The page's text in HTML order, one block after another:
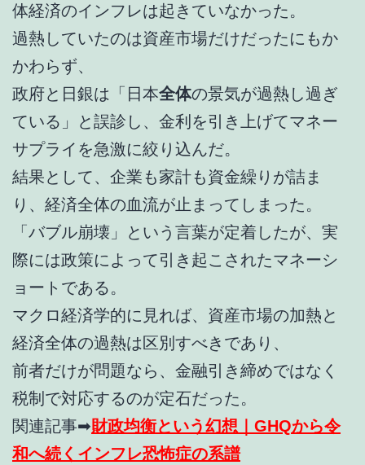
体経済のインフレは起きていなかった。
過熱していたのは資産市場だけだったにもか
かわらず、
政府と日銀は「日本全体の景気が過熱し過ぎ
ている」と誤診し、金利を引き上げてマネー
サプライを急激に絞り込んだ。
結果として、企業も家計も資金繰りが詰ま
り、経済全体の血流が止まってしまった。
「バブル崩壊」という言葉が定着したが、実
際には政策によって引き起こされたマネーシ
ョートである。
マクロ経済学的に見れば、資産市場の加熱と
経済全体の過熱は区別すべきであり、
前者だけが問題なら、金融引き締めではなく
税制で対応するのが定石だった。
関連記事➡財政均衡という幻想｜GHQから令
和へ続くインフレ恐怖症の系譜